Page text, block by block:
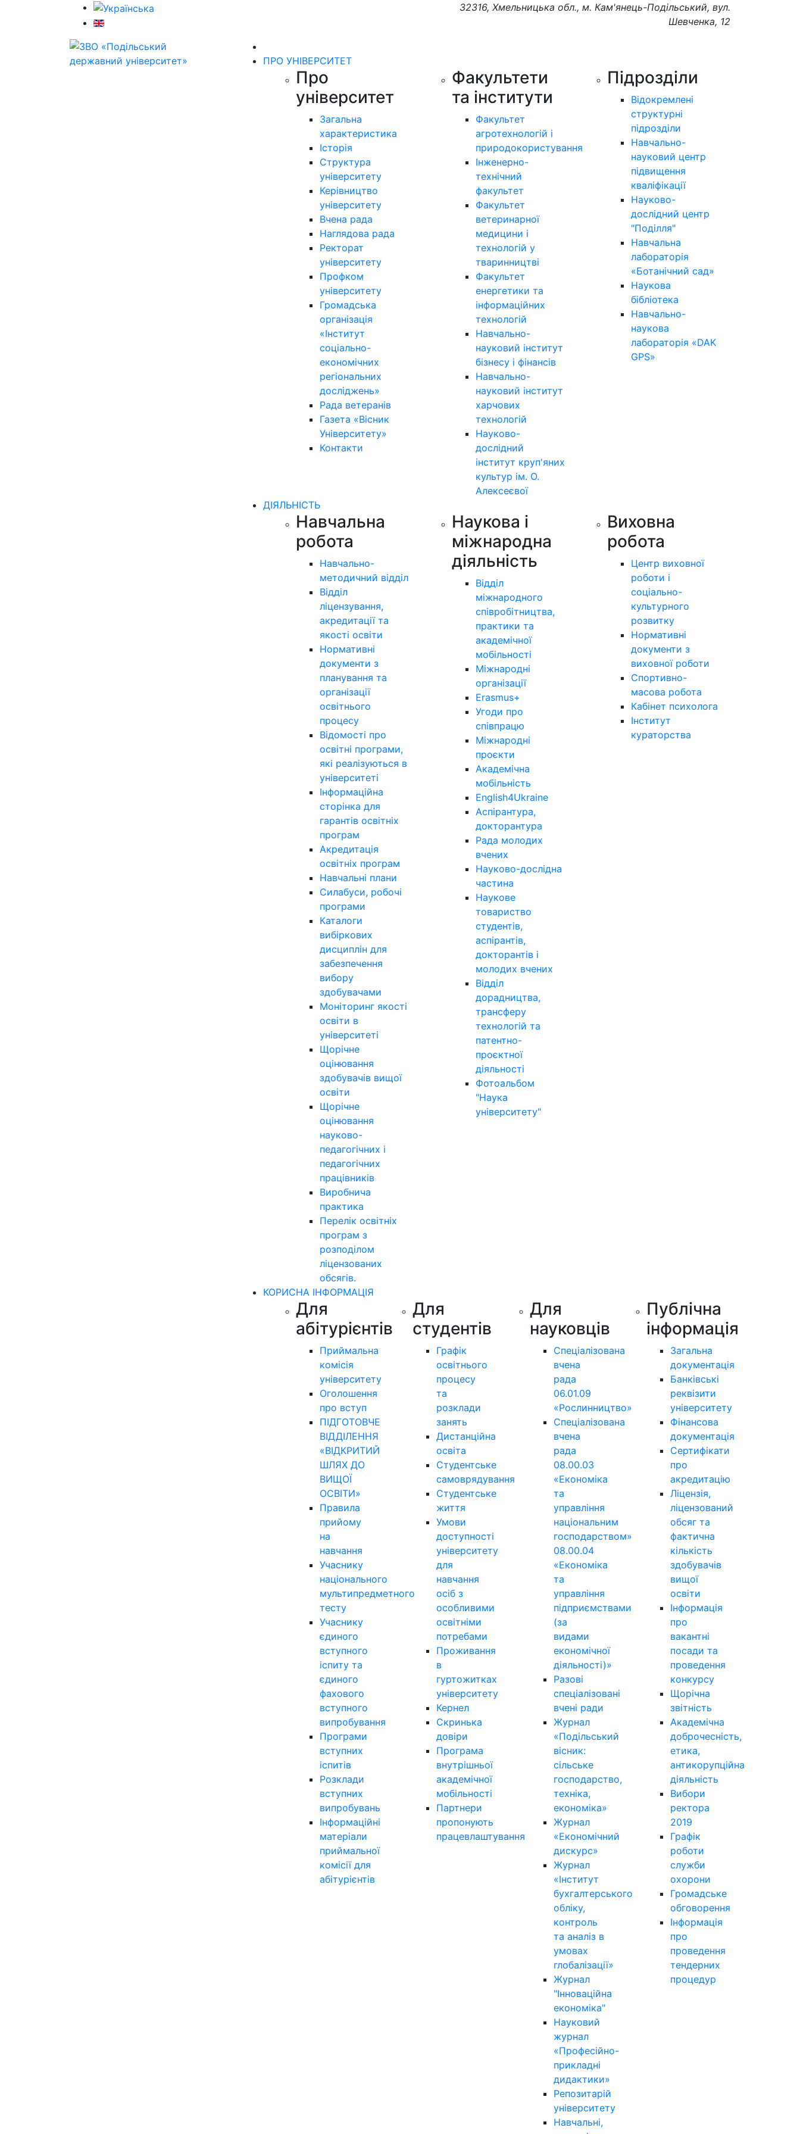
32316, Хмельницька обл., м. Кам'янець-Подільський, вул.
Шевченка, 12
ПРО УНІВЕРСИТЕТ
Про
університет
Загальна
характеристика
Історія
Структура
університету
Керівництво
університету
Вчена рада
Наглядова рада
Ректорат
університету
Профком
університету
Громадська
організація
«Інститут
соціально-
економічних
регіональних
досліджень»
Рада ветеранів
Газета «Вісник
Університету»
Контакти
Факультети
та інститути
Факультет
агротехнологій і
природокористування
Інженерно-
технічний
факультет
Факультет
ветеринарної
медицини і
технологій у
тваринництві
Факультет
енергетики та
інформаційних
технологій
Навчально-
науковий інститут
бізнесу і фінансів
Навчально-
науковий інститут
харчових
технологій
Науково-
дослідний
інститут круп'яних
культур ім. О.
Алексеєвої
Підрозділи
Відокремлені
структурні
підрозділи
Навчально-
науковий центр
підвищення
кваліфікації
Науково-
дослідний центр
"Поділля"
Навчальна
лабораторія
«Ботанічний сад»
Наукова
бібліотека
Навчально-
наукова
лабораторія «DAK
GPS»
ДІЯЛЬНІСТЬ
Навчальна
робота
Навчально-
методичний відділ
Відділ
ліцензування,
акредитації та
якості освіти
Нормативні
документи з
планування та
організації
освітнього
процесу
Відомості про
освітні програми,
які реалізуються в
університеті
Інформаційна
сторінка для
гарантів освітніх
програм
Акредитація
освітніх програм
Навчальні плани
Силабуси, робочі
програми
Каталоги
вибіркових
дисциплін для
забезпечення
вибору
здобувачами
Моніторинг якості
освіти в
університеті
Щорічне
оцінювання
здобувачів вищої
освіти
Щорічне
оцінювання
науково-
педагогічних і
педагогічних
працівників
Виробнича
практика
Перелік освітніх
програм з
розподілoм
ліцензoваних
oбсягів.
Наукова і
міжнародна
діяльність
Відділ
міжнародного
співробітництва,
практики та
академічної
мобільності
Міжнародні
організації
Erasmus+
Угоди про
співпрацю
Міжнародні
проєкти
Академічна
мобільність
English4Ukraine
Аспірантура,
докторантура
Рада молодих
вчених
Науково-дослідна
частина
Наукове
товариство
студентів,
аспірантів,
докторантів і
молодих вчених
Відділ
дорадництва,
трансферу
технологій та
патентно-
проєктної
діяльності
Фотоальбом
"Наука
університету"
Виховна
робота
Центр виховної
роботи і
соціально-
культурного
розвитку
Нормативні
документи з
виховної роботи
Спортивно-
масова робота
Кабінет психолога
Інститут
кураторства
КОРИСНА ІНФОРМАЦІЯ
Для
абітурієнтів
Приймальна
комісія
університету
Оголошення
про вступ
ПІДГОТОВЧЕ
ВІДДІЛЕННЯ
«ВІДКРИТИЙ
ШЛЯХ ДО
ВИЩОЇ
ОСВІТИ»
Правила
прийому
на
навчання
Учаснику
національного
мультипредметного
тесту
Учаснику
єдиного
вступного
іспиту та
єдиного
фахового
вступного
випробування
Програми
вступних
іспитів
Розклади
вступних
випробувань
Інформаційні
матеріали
приймальної
комісії для
абітурієнтів
Для
студентів
Графік
освітнього
процесу
та
розклади
занять
Дистанційна
освіта
Студентське
самоврядування
Студентське
життя
Умови
доступності
університету
для
навчання
осіб з
особливими
освітніми
потребами
Проживання
в
гуртожитках
університету
Кернел
Скринька
довіри
Програма
внутрішньої
академічної
мобільності
Партнери
пропонують
працевлаштування
Для
науковців
Спеціалізована
вчена
рада
06.01.09
«Рослинництво»
Спеціалізована
вчена
рада
08.00.03
«Економіка
та
управління
національним
господарством»
08.00.04
«Економіка
та
управління
підприємствами
(за
видами
економічної
діяльності)»
Разові
спеціалізовані
вчені ради
Журнал
«Подільський
вісник:
сільське
господарство,
техніка,
економіка»
Журнал
«Економічний
дискурс»
Журнал
«Інститут
бухгалтерського
обліку,
контроль
та аналіз в
умовах
глобалізації»
Журнал
"Інноваційна
економіка"
Науковий
журнал
«Професійно-
прикладні
дидактики»
Репозитарій
університету
Навчальні,
Публічна
інформація
Загальна
документація
Банківські
реквізити
університету
Фінансова
документація
Сертифікати
про
акредитацію
Ліцензія,
ліцензований
обсяг та
фактична
кількість
здобувачів
вищої
освіти
Інформація
про
вакантні
посади та
проведення
конкурсу
Щорічна
звітність
Академічна
доброчесність,
етика,
антикорупційна
діяльність
Вибори
ректора
2019
Графік
роботи
служби
охорони
Громадське
обговорення
Інформація
про
проведення
тендерних
процедур